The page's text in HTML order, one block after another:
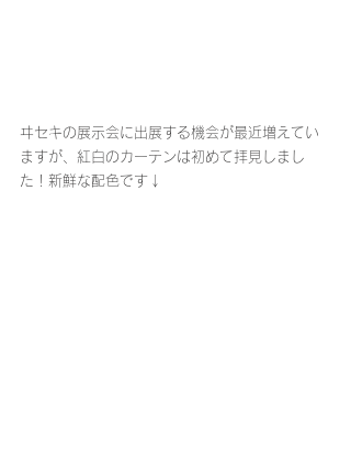
ヰセキの展示会に出展する機会が最近増えてい
ますが、紅白のカーテンは初めて拝見しまし
た！新鮮な配色です↓